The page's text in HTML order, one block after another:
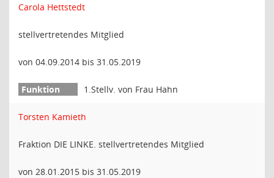
Carola Hettstedt
stellvertretendes Mitglied
von 04.09.2014 bis 31.05.2019
1.Stellv. von Frau Hahn
Torsten Kamieth
Fraktion DIE LINKE. stellvertretendes Mitglied
von 28.01.2015 bis 31.05.2019